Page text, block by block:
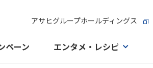
アサヒグループホールディングス
ペーン エンタメ・レシピ